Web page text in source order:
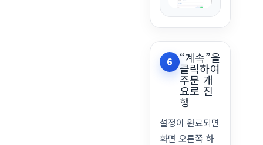
6 “계속”을
클릭하여
주문 개
요로 진
행
설정이 완료되면
화면 오른쪽 하